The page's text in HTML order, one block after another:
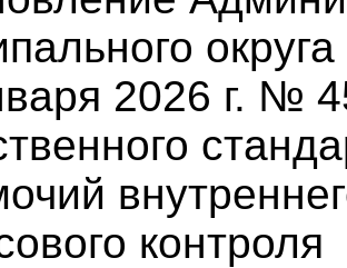
2026 г. №
контроля